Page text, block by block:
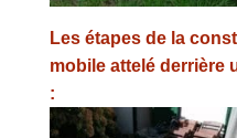
Les étapes de la
mobile attelé derrière
: